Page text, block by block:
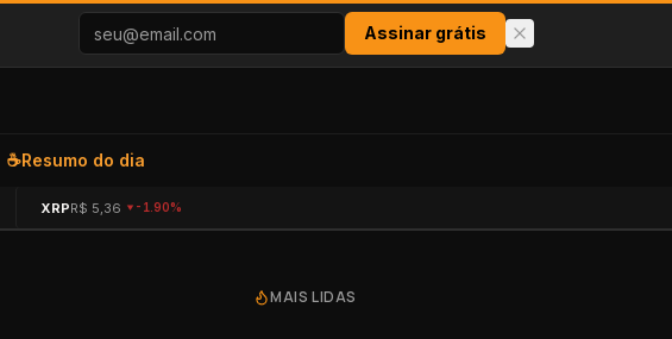
Assinar grátis
☕Resumo do dia
XRPR$ 5,36 -1.90%
MAIS LIDAS